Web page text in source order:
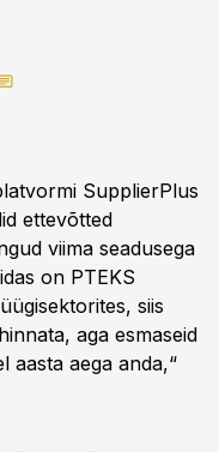
SupplierPlus
ettevõtted
viima seadusega
on PTEKS
siis
aga esmaseid
aasta aega anda,“